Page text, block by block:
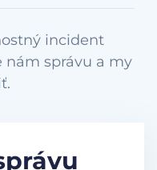
incident
nám správu a my